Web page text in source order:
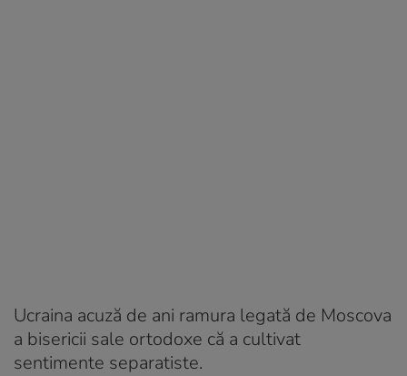
Ucraina acuză de ani ramura legată de Moscova
a bisericii sale ortodoxe că a cultivat
sentimente separatiste.